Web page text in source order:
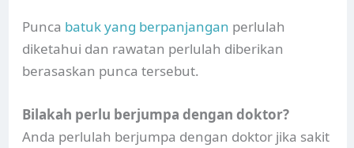
Punca batuk yang berpanjangan perlulah
diketahui dan rawatan perlulah diberikan
berasaskan punca tersebut.
Bilakah perlu berjumpa dengan doktor?
Anda perlulah berjumpa dengan doktor jika sakit